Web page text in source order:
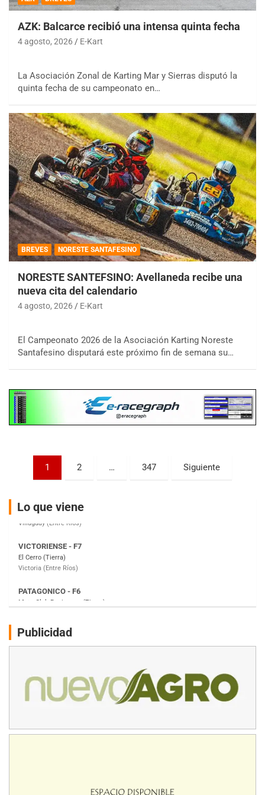
AZK: Balcarce recibió una intensa quinta fecha
4 agosto, 2026 E-Kart
La Asociación Zonal de Karting Mar y Sierras disputó la
quinta fecha de su campeonato en…
BREVES NORESTE SANTAFESINO
NORESTE SANTEFSINO: Avellaneda recibe una
nueva cita del calendario
4 agosto, 2026 E-Kart
El Campeonato 2026 de la Asociación Karting Noreste
Santafesino disputará este próximo fin de semana su…
Paginación
entradas
1 2 … 347 Siguiente
Lo que viene
08/09-AGO
IAME SERIES ARGENTINA 6
Ramiro Tot (Asfalto)
KDO - F6
Ciudad de Trenque Lauquen (Asfalto)
Trenque Lauquen (Buenos Aires)
Parque de la Velocidad (Asfalto)
Villaguay (Entre Ríos)
El Cerro (Tierra)
Victoria (Entre Ríos)
Moto Club Reginense (Tierra)
Gral. E. Godoy (Río Negro)
Juventud Unida (Tierra)
Humboldt (Santa Fe)
NORESTE SANTAFESINO - F6
Ciudad de Avellaneda (Asfalto)
Avellaneda (Santa Fe)
José Samuel Sánchez (Tierra)
Rufino (Santa Fe)
Juan Navarro (Asfalto)
IAME SERIES ARGENTINA 6
Publicidad